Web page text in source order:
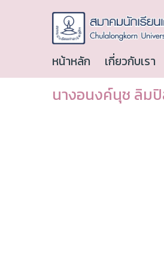
หน้าหลัก เกี่ยวกับเรา
นางอนงค์นุช ลิม